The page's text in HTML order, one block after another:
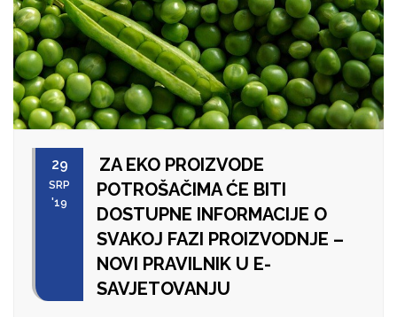
29
SRP
'19
ZA EKO PROIZVODE
POTROŠAČIMA ĆE BITI
DOSTUPNE INFORMACIJE O
SVAKOJ FAZI PROIZVODNJE –
NOVI PRAVILNIK U E-
SAVJETOVANJU